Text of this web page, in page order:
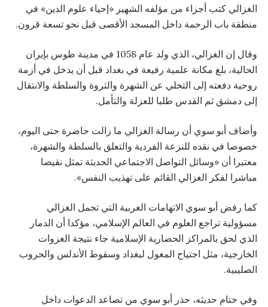
الغزالي كتب أجزاء من مؤلفه الشهير «إحياء علوم الدين» في
منطقة باب الرحمة داخل المسجد الأقصى قبل نحو تسعة قرون.
وقال إن الغزالي، الذي ولد عام 1058 في مدينة طوس بإيران
الحالية، بلغ مكانة علمية رفيعة في بغداد قبل أن يدخل في أزمة
روحية دفعته إلى التخلي عن الشهرة والثروة والسلطة والانتقال
إلى دمشق ثم القدس طلبا للعزلة والتأمل.
وأضاف أبو سوي أن رسالة الغزالي ما زالت حاضرة حتى اليوم،
خصوصا في نقده للنزعة الفردية والتعلق بالسلطة والشهرة،
معتبرا أن «وسائل التواصل الاجتماعي الحديثة تمثل نقيضا
مباشرا لفكر الغزالي القائم على تهذيب النفس».
كما رفض أبو سوي الاتهامات الغربية التي تحمل الغزالي
مسؤولية تراجع العلوم في العالم الإسلامي، مؤكدا أن الدمار
الذي لحق بالمراكز الحضارية الإسلامية جاء نتيجة الغزوات
الخارجية، مثل اجتياح المغول لبغداد وسقوط الأندلس والحروب
الصليبية.
وفي ختام حديثه، حذر أبو سوي من تصاعد الدعوات داخل